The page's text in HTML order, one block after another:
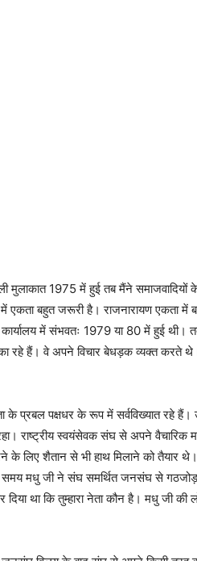
मुलाकात 1975 में हुई तब मैंने समाजवादियों
एकता बहुत जरूरी है। राजनारायण एकता में
में संभवतः 1979 या 80 में हुई थी।
रहे हैं। वे अपने विचार बेधड़क व्यक्त करते
के प्रबल पक्षधर के रूप में सर्वविख्यात रहे हैं।
रहा। राष्ट्रीय स्वयंसेवक संघ से अपने वैचारिक
के लिए शैतान से भी हाथ मिलाने को तैयार थे।
मधु जी ने संघ समर्थित जनसंघ से
था कि तुम्हारा नेता कौन है। मधु जी की